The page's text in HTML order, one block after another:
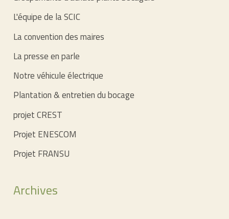
L'équipe de la SCIC
La convention des maires
La presse en parle
Notre véhicule électrique
Plantation & entretien du bocage
projet CREST
Projet ENESCOM
Projet FRANSU
Archives